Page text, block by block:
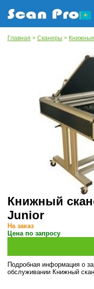
Главная > Сканеры >
Книжный
Junior
На заказ
Цена по запросу
Подробная информация о
обслуживании Книжный